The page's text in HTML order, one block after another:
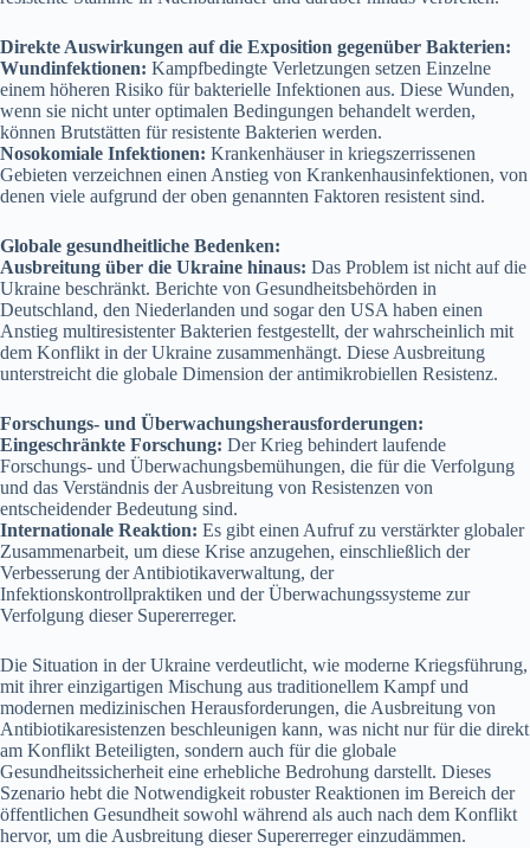
Direkte Auswirkungen auf die Exposition gegenüber Bakterien:
Wundinfektionen: Kampfbedingte Verletzungen setzen Einzelne
einem höheren Risiko für bakterielle Infektionen aus. Diese Wunden,
wenn sie nicht unter optimalen Bedingungen behandelt werden,
können Brutstätten für resistente Bakterien werden.
Nosokomiale Infektionen: Krankenhäuser in kriegszerrissenen
Gebieten verzeichnen einen Anstieg von Krankenhausinfektionen, von
denen viele aufgrund der oben genannten Faktoren resistent sind.
Globale gesundheitliche Bedenken:
Ausbreitung über die Ukraine hinaus: Das Problem ist nicht auf die
Ukraine beschränkt. Berichte von Gesundheitsbehörden in
Deutschland, den Niederlanden und sogar den USA haben einen
Anstieg multiresistenter Bakterien festgestellt, der wahrscheinlich mit
dem Konflikt in der Ukraine zusammenhängt. Diese Ausbreitung
unterstreicht die globale Dimension der antimikrobiellen Resistenz.
Forschungs- und Überwachungsherausforderungen:
Eingeschränkte Forschung: Der Krieg behindert laufende
Forschungs- und Überwachungsbemühungen, die für die Verfolgung
und das Verständnis der Ausbreitung von Resistenzen von
entscheidender Bedeutung sind.
Internationale Reaktion: Es gibt einen Aufruf zu verstärkter globaler
Zusammenarbeit, um diese Krise anzugehen, einschließlich der
Verbesserung der Antibiotikaverwaltung, der
Infektionskontrollpraktiken und der Überwachungssysteme zur
Verfolgung dieser Supererreger.
Die Situation in der Ukraine verdeutlicht, wie moderne Kriegsführung,
mit ihrer einzigartigen Mischung aus traditionellem Kampf und
modernen medizinischen Herausforderungen, die Ausbreitung von
Antibiotikaresistenzen beschleunigen kann, was nicht nur für die direkt
am Konflikt Beteiligten, sondern auch für die globale
Gesundheitssicherheit eine erhebliche Bedrohung darstellt. Dieses
Szenario hebt die Notwendigkeit robuster Reaktionen im Bereich der
öffentlichen Gesundheit sowohl während als auch nach dem Konflikt
hervor, um die Ausbreitung dieser Supererreger einzudämmen.